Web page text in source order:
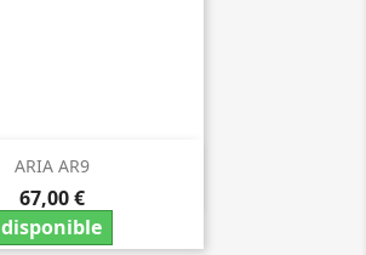
ARIA AR9
67,00 €
disponible
Vista rápida